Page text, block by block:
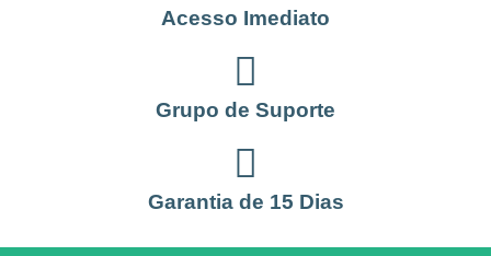
Acesso Imediato
Grupo de Suporte
Garantia de 15 Dias